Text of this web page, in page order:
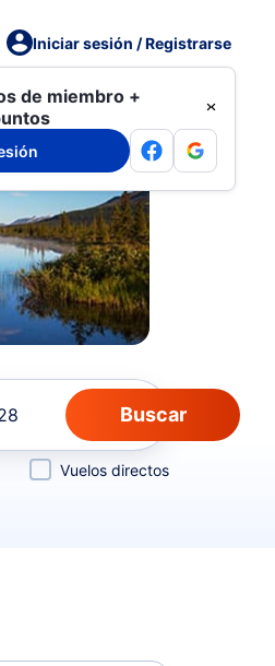
Iniciar sesión / Registrarse
de miembro +
Vuelos directos